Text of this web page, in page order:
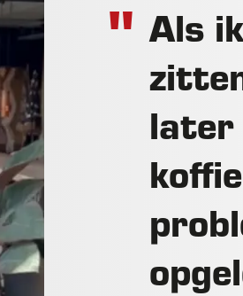
Als
later